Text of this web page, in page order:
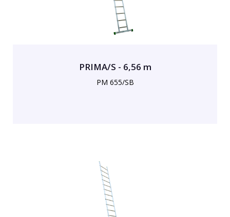
PRIMA/S - 6,56 m
PM 655/SB